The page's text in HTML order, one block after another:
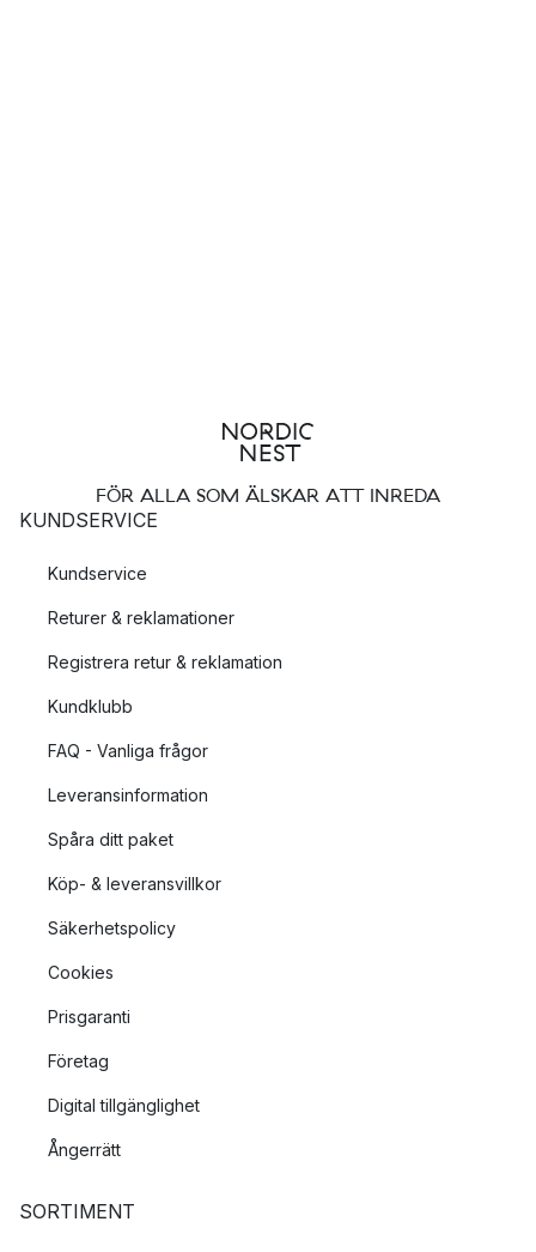
FÖR ALLA SOM ÄLSKAR ATT INREDA
KUNDSERVICE
Kundservice
Returer & reklamationer
Registrera retur & reklamation
Kundklubb
FAQ - Vanliga frågor
Leveransinformation
Spåra ditt paket
Köp- & leveransvillkor
Säkerhetspolicy
Cookies
Prisgaranti
Företag
Digital tillgänglighet
Ångerrätt
SORTIMENT